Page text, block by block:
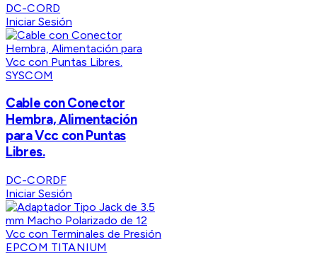
DC-CORD
Iniciar Sesión
SYSCOM
Cable con Conector
Hembra, Alimentación
para Vcc con Puntas
Libres.
DC-CORDF
Iniciar Sesión
EPCOM TITANIUM